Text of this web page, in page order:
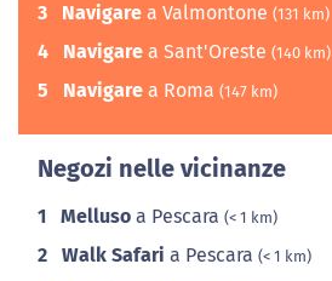
3 Navigare a Valmontone (131 km)
4 Navigare a Sant'Oreste (140 km)
5 Navigare a Roma (147 km)
Negozi nelle vicinanze
1 Melluso a Pescara (< 1 km)
2 Walk Safari a Pescara (< 1 km)